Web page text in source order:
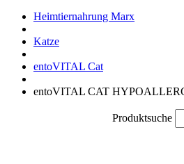
Heimtiernahrung Marx
Katze
entoVITAL Cat
entoVITAL CAT
Produktsuche